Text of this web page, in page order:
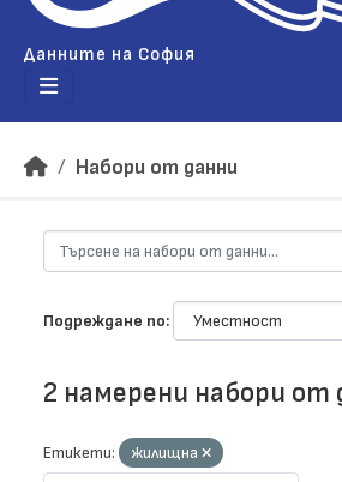
Данните на София
Набори от данни
Подреждане по
2 намерени набори от
Етикети:
жилищна